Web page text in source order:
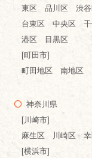
東区 品川区 渋
台東区 中央区
港区 目黒区
[町田市]
町田地区 南地区
神奈川県
[川崎市]
麻生区 川崎区
[横浜市]